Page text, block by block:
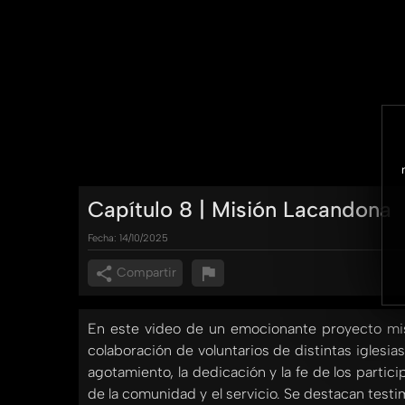
Capítulo 8 | Misión Lacandona
Fecha: 14/10/2025
Compartir
En este video de un emocionante proyecto
colaboración de voluntarios de distintas
agotamiento, la dedicación y la fe de los
de la comunidad y el servicio. Se destacan